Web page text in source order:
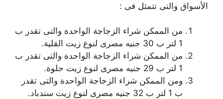
الأسواق والتى تتمثل فى :
من الممكن شراء الزجاجة الواحدة والتى تقدر ب
1 لتر ب 30 جنيه مصرى لنوع زيت القلية.
من الممكن شراء الزجاجة الواحدة والتى تقدر ب
1 لتر ب 29 جنيه مصرى لنوع زيت حلوة.
ومن الممكن شراء الزجاجة الواحدة والتى تقدر
ب 1 لتر ب 32 جنيه مصرى لنوع زيت سندباد.